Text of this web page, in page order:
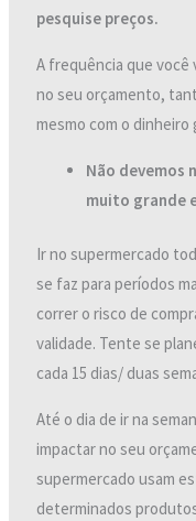
pesquise preços.
A frequência que você
no seu orçamento,
mesmo com o
Não devemos
muito grande
Ir no supermercado
se faz para períodos
correr o risco de
validade. Tente se
cada 15 dias/ duas
Até o dia de ir na
impactar no seu
supermercado usam
determinados